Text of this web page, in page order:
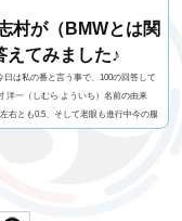
村が（BMWとは関
えてみました♪
は私の番と言う事で、100の回答して
洋一（しむら よういち）名前の由来
とも0.5、そして老眼も進行中今の服